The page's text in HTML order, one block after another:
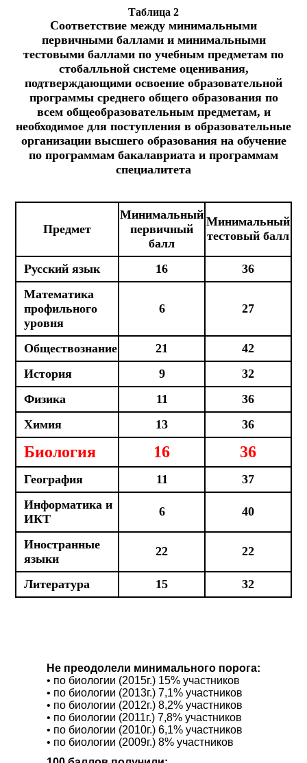
Таблица 2
Соответствие между минимальными
первичными баллами и минимальными
тестовыми баллами по учебным предметам по
стобалльной системе оценивания,
подтверждающими освоение образовательной
программы среднего общего образования по
всем общеобразовательным предметам, и
необходимое для поступления в образовательные
организации высшего образования на обучение
по программам бакалавриата и программам
специалитета
Предмет
Минимальный
первичный
балл
Минимальный
тестовый балл
Русский язык 16
36
Математика
профильного
уровня
6 27
Обществознание 21
42
История
9
32
Физика
11
36
Химия
13 36
Биология 16 36
География 11
37
Информатика и
ИКТ
6 40
Иностранные
языки
22 22
Литература 15 32
Не преодолели минимального порога:
• по биологии (2015г.) 15% участников
• по биологии (2013г.) 7,1% участников
• по биологии (2012г.) 8,2% участников
• по биологии (2011г.) 7,8% участников
• по биологии (2010г.) 6,1% участников
• по биологии (2009г.) 8% участников